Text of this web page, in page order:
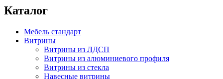
Каталог
Мебель стандарт
Витрины
Витрины из ЛДСП
Витрины из алюминиевого профиля
Витрины из стекла
Навесные витрины